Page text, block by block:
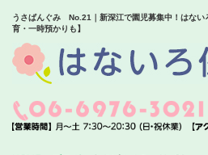
うさぱんぐみ No.21｜新深江で園児募集中！はない
育・一時預かりも】